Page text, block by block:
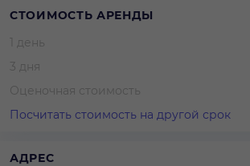
СТОИМОСТЬ АРЕНДЫ
1 день
3 дня
Оценочная стоимость
Посчитать стоимость на другой срок
АДРЕС